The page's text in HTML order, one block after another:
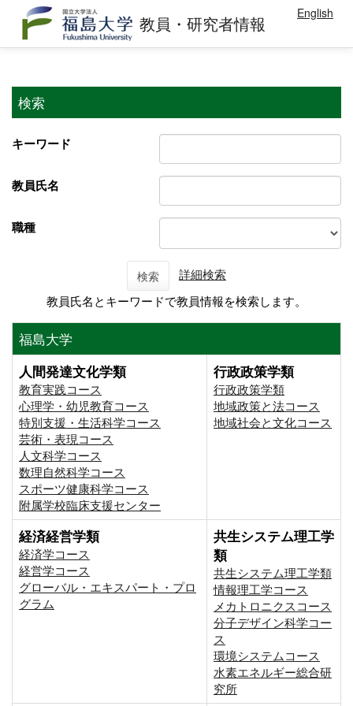
教員・研究者情報 English
検索
キーワード
教員氏名
職種
検索
詳細検索
教員氏名とキーワードで教員情報を検索します。
福島大学
人間発達文化学類
教育実践コース
心理学・幼児教育コース
特別支援・生活科学コース
芸術・表現コース
人文科学コース
数理自然科学コース
スポーツ健康科学コース
附属学校臨床支援センター
行政政策学類
行政政策学類
地域政策と法コース
地域社会と文化コース
経済経営学類
経済学コース
経営学コース
グローバル・エキスパート・プロ
グラム
共生システム理工学
類
共生システム理工学類
情報理工学コース
メカトロニクスコース
分子デザイン科学コー
ス
環境システムコース
⽔素エネルギー総合研
究所